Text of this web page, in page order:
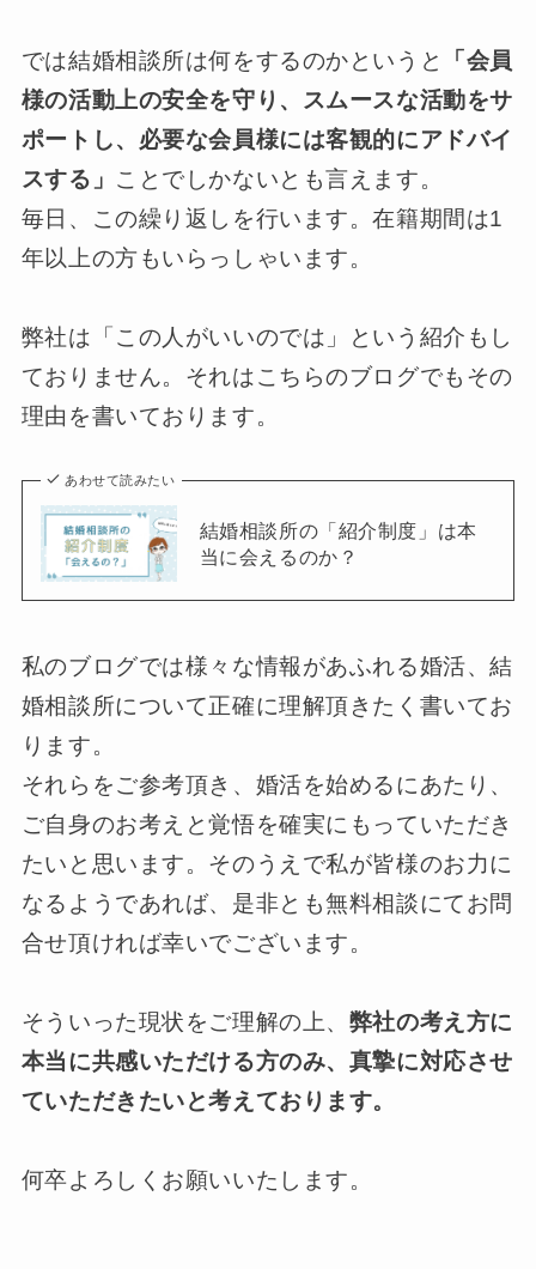
では結婚相談所は何をするのかというと
「会員
様の活動上の安全を守り、スムースな活動をサ
ポートし、必要な会員様には客観的にアドバイ
スする」 ことでしかないとも言えます。
毎日、この繰り返しを行います。在籍期間は1
年以上の方もいらっしゃいます。
弊社は「この人がいいのでは」という紹介もし
ておりません。それはこちらのブログでもその
理由を書いております。
あわせて読みたい
結婚相談所の「紹介制度」は本
当に会えるのか？
私のブログでは様々な情報があふれる婚活、結
婚相談所について正確に理解頂きたく書いてお
ります。
それらをご参考頂き、婚活を始めるにあたり、
ご自身のお考えと覚悟を確実にもっていただき
たいと思います。そのうえで私が皆様のお力に
なるようであれば、是非とも無料相談にてお問
合せ頂ければ幸いでございます。
そういった現状をご理解の上、 弊社の考え方に
本当に共感いただける方のみ、真摯に対応させ
ていただきたいと考えております。
何卒よろしくお願いいたします。